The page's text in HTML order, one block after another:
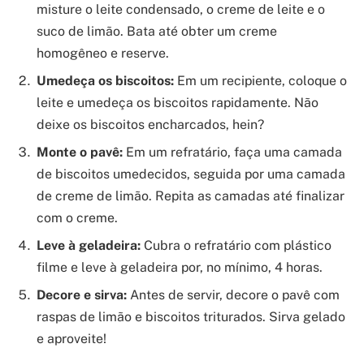
misture o leite condensado, o creme de leite e o
suco de limão. Bata até obter um creme
homogêneo e reserve.
Umedeça os biscoitos: Em um recipiente, coloque o
leite e umedeça os biscoitos rapidamente. Não
deixe os biscoitos encharcados, hein?
Monte o pavê: Em um refratário, faça uma camada
de biscoitos umedecidos, seguida por uma camada
de creme de limão. Repita as camadas até finalizar
com o creme.
Leve à geladeira: Cubra o refratário com plástico
filme e leve à geladeira por, no mínimo, 4 horas.
Decore e sirva: Antes de servir, decore o pavê com
raspas de limão e biscoitos triturados. Sirva gelado
e aproveite!